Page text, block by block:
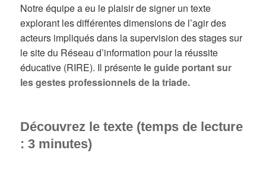
Notre équipe a eu le plaisir de signer un texte
explorant les différentes dimensions de l’agir des
acteurs impliqués dans la supervision des stages sur
le site du Réseau d’information pour la réussite
éducative (RIRE). Il présente le guide portant sur
les gestes professionnels de la triade.
Découvrez le texte (temps de lecture
: 3 minutes)